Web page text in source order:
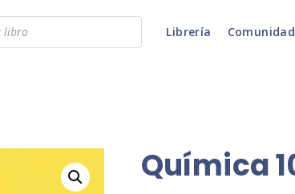
Librería Comunidad
Química